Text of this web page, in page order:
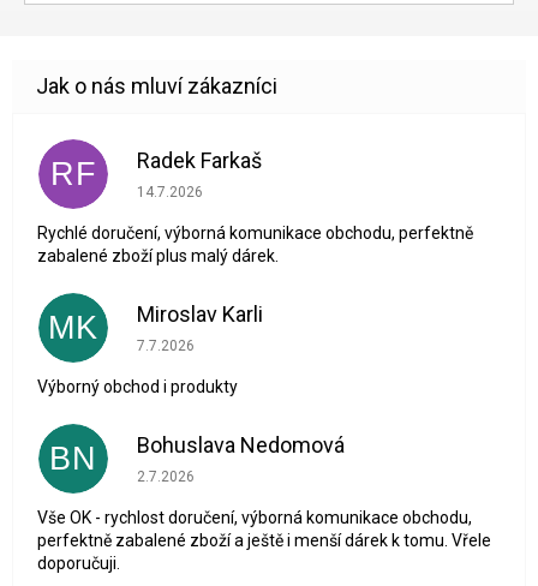
RF Radek Farkaš
Hodnocení obchodu je 5 z 5 hvězdiček.
14.7.2026
Rychlé doručení, výborná komunikace obchodu, perfektně
zabalené zboží plus malý dárek.
MK Miroslav Karli
Hodnocení obchodu je 5 z 5 hvězdiček.
7.7.2026
Výborný obchod i produkty
BN Bohuslava Nedomová
Hodnocení obchodu je 5 z 5 hvězdiček.
2.7.2026
Vše OK - rychlost doručení, výborná komunikace obchodu,
perfektně zabalené zboží a ještě i menší dárek k tomu. Vřele
doporučuji.